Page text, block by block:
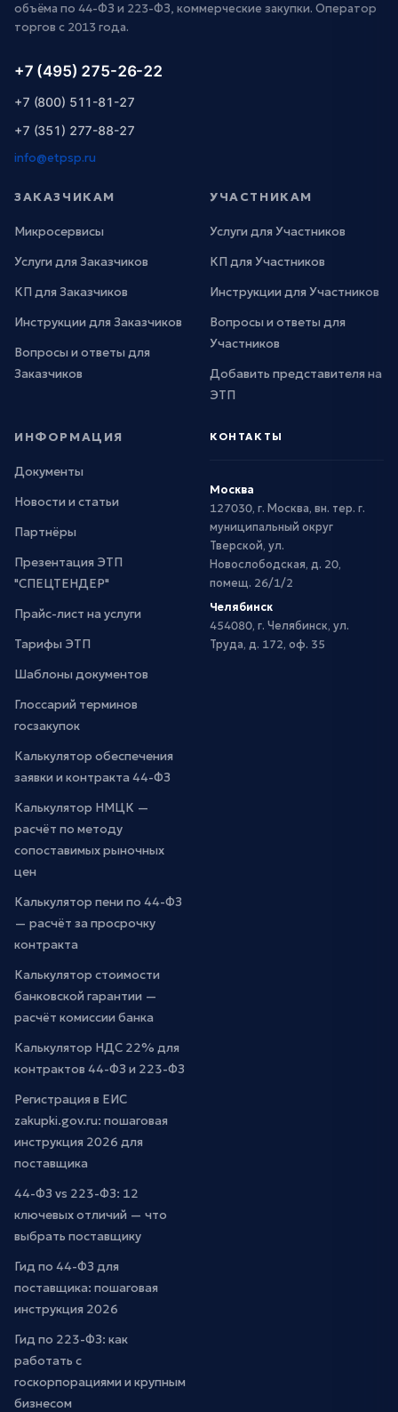
объёма по 44-ФЗ и 223-ФЗ, коммерческие закупки. Оператор
торгов с 2013 года.
+7 (495) 275-26-22
+7 (800) 511-81-27
+7 (351) 277-88-27
info@etpsp.ru
ЗАКАЗЧИКАМ
Микросервисы
Услуги для Заказчиков
КП для Заказчиков
Инструкции для Заказчиков
Вопросы и ответы для
Заказчиков
УЧАСТНИКАМ
Услуги для Участников
КП для Участников
Инструкции для Участников
Вопросы и ответы для
Участников
Добавить представителя на
ЭТП
ИНФОРМАЦИЯ
Документы
Новости и статьи
Партнёры
Презентация ЭТП
"СПЕЦТЕНДЕР"
Прайс-лист на услуги
Тарифы ЭТП
Шаблоны документов
Глоссарий терминов
госзакупок
Калькулятор обеспечения
заявки и контракта 44-ФЗ
Калькулятор НМЦК —
расчёт по методу
сопоставимых рыночных
цен
Калькулятор пени по 44-ФЗ
— расчёт за просрочку
контракта
Калькулятор стоимости
банковской гарантии —
расчёт комиссии банка
Калькулятор НДС 22% для
контрактов 44-ФЗ и 223-ФЗ
Регистрация в ЕИС
zakupki.gov.ru: пошаговая
инструкция 2026 для
поставщика
44-ФЗ vs 223-ФЗ: 12
ключевых отличий — что
выбрать поставщику
Гид по 44-ФЗ для
поставщика: пошаговая
инструкция 2026
Гид по 223-ФЗ: как
работать с
госкорпорациями и крупным
бизнесом
КОНТАКТЫ
Москва
127030, г. Москва, вн. тер. г.
муниципальный округ
Тверской, ул.
Новослободская, д. 20,
помещ. 26/1/2
Челябинск
454080, г. Челябинск, ул.
Труда, д. 172, оф. 35